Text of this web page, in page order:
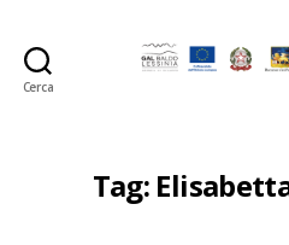
Cerca
Tag: